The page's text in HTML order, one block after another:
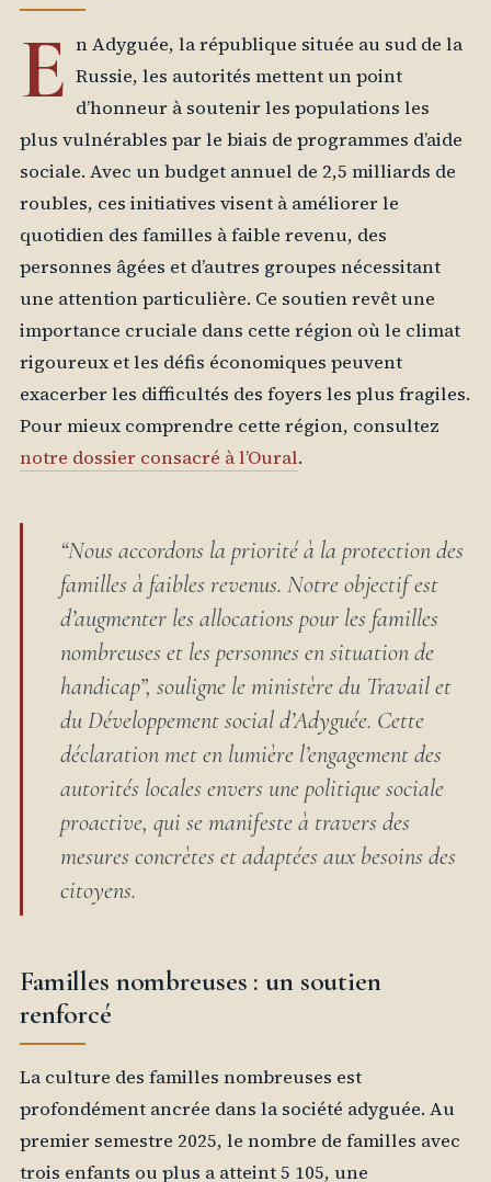
E n Adyguée, la république située au sud de la
Russie, les autorités mettent un point
d’honneur à soutenir les populations les
plus vulnérables par le biais de programmes d’aide
sociale. Avec un budget annuel de 2,5 milliards de
roubles, ces initiatives visent à améliorer le
quotidien des familles à faible revenu, des
personnes âgées et d’autres groupes nécessitant
une attention particulière. Ce soutien revêt une
importance cruciale dans cette région où le climat
rigoureux et les défis économiques peuvent
exacerber les difficultés des foyers les plus fragiles.
Pour mieux comprendre cette région, consultez
notre dossier consacré à l’Oural.
“Nous accordons la priorité à la protection des
familles à faibles revenus. Notre objectif est
d’augmenter les allocations pour les familles
nombreuses et les personnes en situation de
handicap”, souligne le ministère du Travail et
du Développement social d’Adyguée. Cette
déclaration met en lumière l’engagement des
autorités locales envers une politique sociale
proactive, qui se manifeste à travers des
mesures concrètes et adaptées aux besoins des
citoyens.
Familles nombreuses : un soutien
renforcé
La culture des familles nombreuses est
profondément ancrée dans la société adyguée. Au
premier semestre 2025, le nombre de familles avec
trois enfants ou plus a atteint 5 105, une